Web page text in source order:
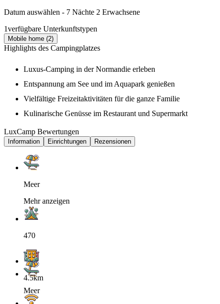
Datum auswählen - 7 Nächte 2 Erwachsene
1verfügbare Unterkunftstypen
Mobile home (2)
Highlights des Campingplatzes
Luxus-Camping in der Normandie erleben
Entspannung am See und im Aquapark genießen
Vielfältige Freizeitaktivitäten für die ganze Familie
Kulinarische Genüsse im Restaurant und Supermarkt
LuxCamp Bewertungen
Information Einrichtungen Rezensionen
Meer
Mehr anzeigen
470
4.5km
Meer